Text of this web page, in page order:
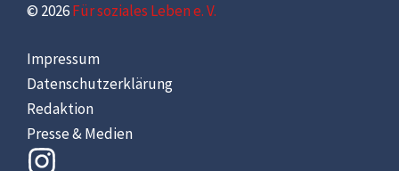
© 2026Für soziales Leben e. V.
Impressum
Datenschutzerklärung
Redaktion
Presse & Medien